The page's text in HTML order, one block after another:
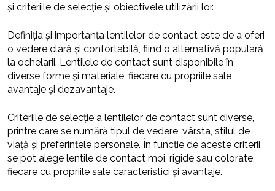
și criteriile de selecție și obiectivele utilizării lor.
Definiția și importanța lentilelor de contact este de a oferi
o vedere clară și confortabilă, fiind o alternativă populară
la ochelarii. Lentilele de contact sunt disponibile în
diverse forme și materiale, fiecare cu propriile sale
avantaje și dezavantaje.
Criteriile de selecție a lentilelor de contact sunt diverse,
printre care se numără tipul de vedere, vârsta, stilul de
viață și preferințele personale. În funcție de aceste criterii,
se pot alege lentile de contact moi, rigide sau colorate,
fiecare cu propriile sale caracteristici și avantaje.